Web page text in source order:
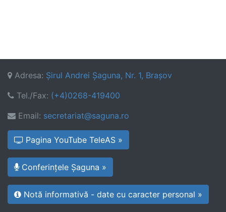
Adresa: Şirul Andrei Şaguna, Nr. 1, Braşov
Tel./Fax: (+4)0268-419400
Email: secretariat@saguna.ro
Pagina YouTube TeleAS »
Conferințele Șaguna »
Notă informativă - date cu caracter personal »